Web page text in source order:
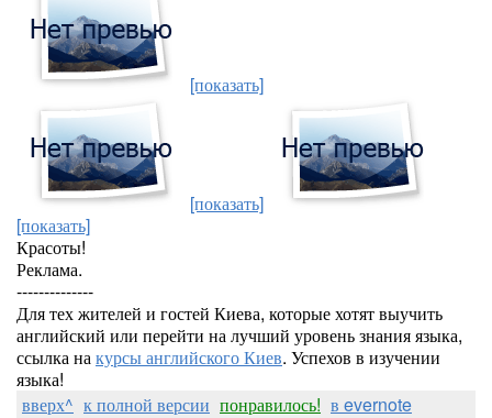
[показать]
[показать]
[показать]
Красоты!
Реклама.
--------------
Для тех жителей и гостей Киева, которые хотят выучить
английский или перейти на лучший уровень знания языка,
ссылка накурсы английского Киев. Успехов в изучении
языка!
вверх^ к полной версии понравилось! в evernote